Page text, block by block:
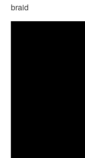
braid